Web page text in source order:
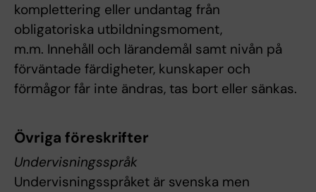
komplettering eller undantag från
obligatoriska utbildningsmoment,
m.m. Innehåll och lärandemål samt nivån på
förväntade färdigheter, kunskaper och
förmågor får inte ändras, tas bort eller sänkas.
Övriga föreskrifter
Undervisningsspråk
Undervisningsspråket är svenska men